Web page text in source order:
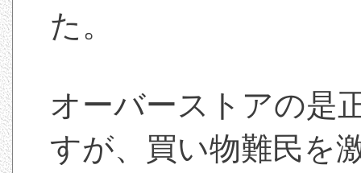
た。
オーバーストアの是
すが、買い物難民を